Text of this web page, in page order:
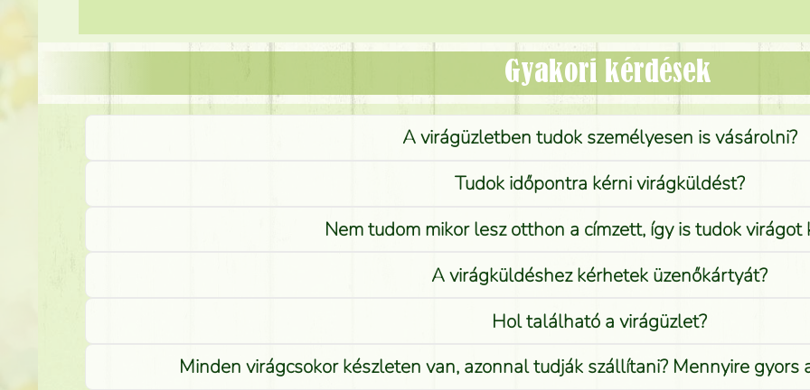
Gyakori kérdések
A virágüzletben tudok személyesen is vásárolni?
Tudok időpontra kérni virágküldést?
Nem tudom mikor lesz otthon a címzett, így is tudok virágot
A virágküldéshez kérhetek üzenőkártyát?
Hol található a virágüzlet?
Minden virágcsokor készleten van, azonnal tudják szállítani? Mennyire gyors